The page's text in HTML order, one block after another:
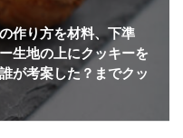
作り方を材料、下準
生地の上にクッキーを
が考案した？までクッ